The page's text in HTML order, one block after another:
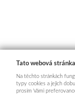
Tato webová
Na těchto stránkách
typy cookies a jejich
prosím Vámi